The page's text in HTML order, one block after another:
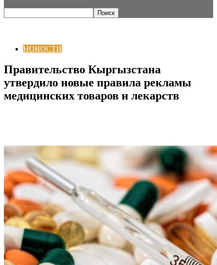
НОВОСТИ
Правительство Кыргызстана
утвердило новые правила рекламы
медицинских товаров и лекарств